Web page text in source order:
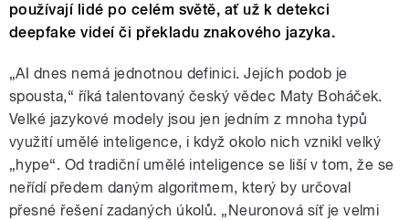
používají lidé po celém světě, ať už k detekci
deepfake videí či překladu znakového jazyka.
„AI dnes nemá jednotnou definici. Jejích podob je
spousta,“ říká talentovaný český vědec Maty Boháček.
Velké jazykové modely jsou jen jedním z mnoha typů
využití umělé inteligence, i když okolo nich vznikl velký
„hype“. Od tradiční umělé inteligence se liší v tom, že se
neřídí předem daným algoritmem, který by určoval
přesné řešení zadaných úkolů. „Neuronová síť je velmi